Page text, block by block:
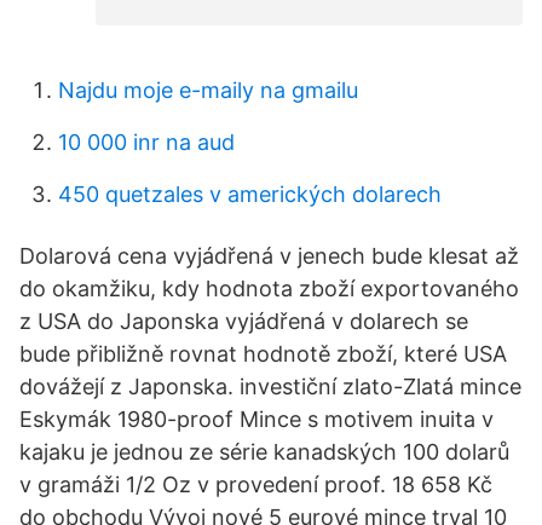
Najdu moje e-maily na gmailu
10 000 inr na aud
450 quetzales v amerických dolarech
Dolarová cena vyjádřená v jenech bude klesat až
do okamžiku, kdy hodnota zboží exportovaného
z USA do Japonska vyjádřená v dolarech se
bude přibližně rovnat hodnotě zboží, které USA
dovážejí z Japonska. investiční zlato-Zlatá mince
Eskymák 1980-proof Mince s motivem inuita v
kajaku je jednou ze série kanadských 100 dolarů
v gramáži 1/2 Oz v provedení proof. 18 658 Kč
do obchodu Vývoj nové 5 eurové mince trval 10